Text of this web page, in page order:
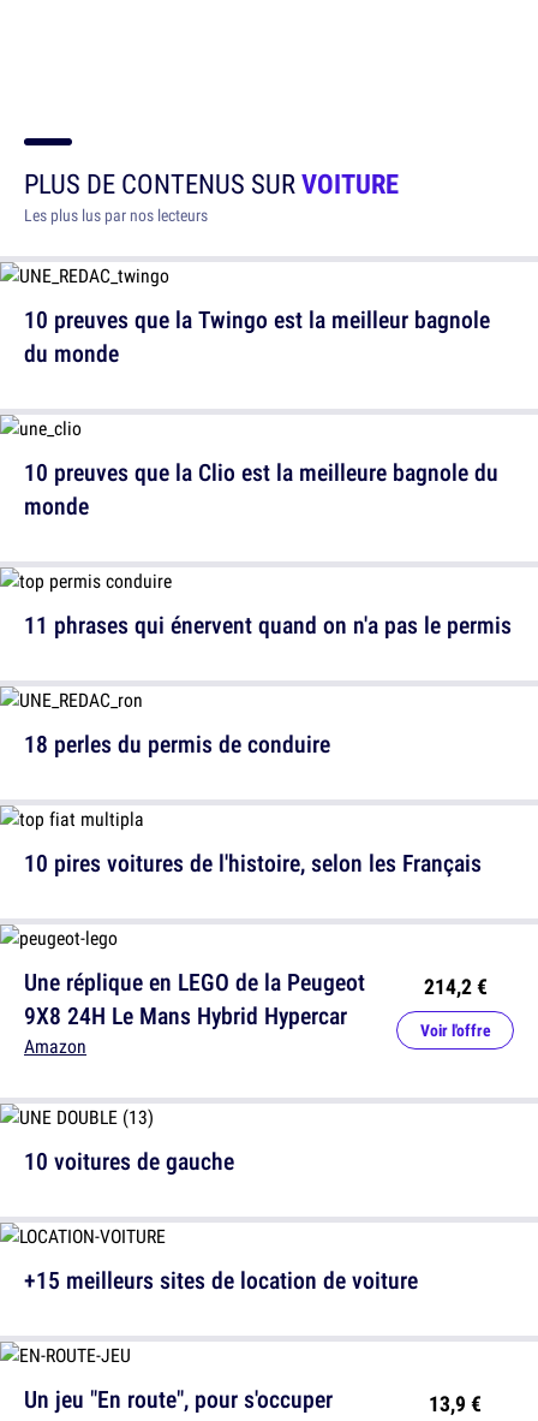
PLUS DE CONTENUS SURVOITURE
Les plus lus par nos lecteurs
10 preuves que la Twingo est la meilleur bagnole
du monde
11 phrases qui énervent quand on n'a pas le permis
10 pires voitures de l'histoire, selon les Français
10 voitures de gauche
Un jeu "En route", pour s'occuper
13,9 €
10 preuves que la Clio est la meilleure bagnole du
monde
18 perles du permis de conduire
Une réplique en LEGO de la Peugeot
9X8 24H Le Mans Hybrid Hypercar
Amazon
214,2 €
Voir l'offre
+15 meilleurs sites de location de voiture